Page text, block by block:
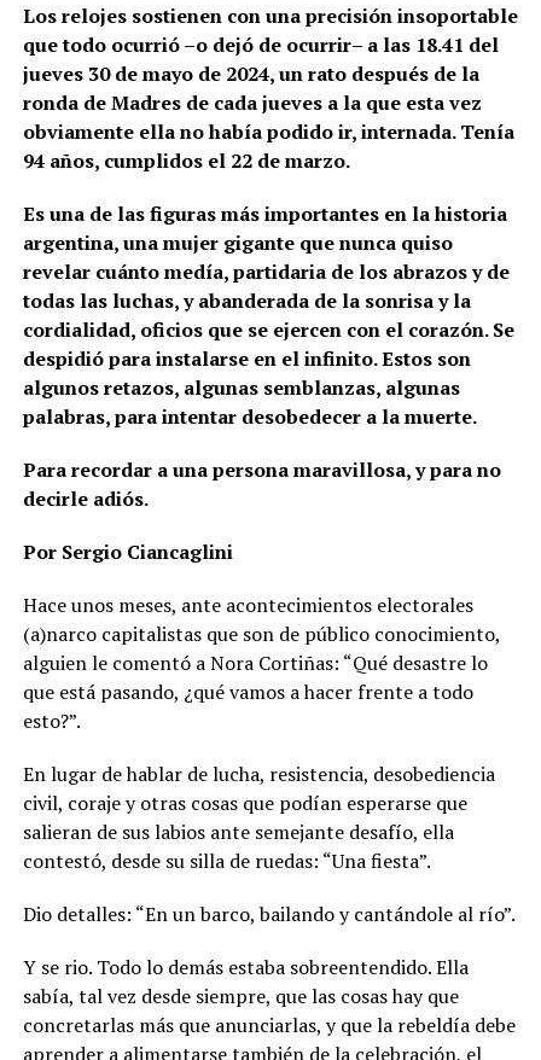
Los relojes sostienen con una precisión insoportable
que todo ocurrió –o dejó de ocurrir– a las 18.41 del
jueves 30 de mayo de 2024, un rato después de la
ronda de Madres de cada jueves a la que esta vez
obviamente ella no había podido ir, internada. Tenía
94 años, cumplidos el 22 de marzo.
Es una de las figuras más importantes en la historia
argentina, una mujer gigante que nunca quiso
revelar cuánto medía, partidaria de los abrazos y de
todas las luchas, y abanderada de la sonrisa y la
cordialidad, oficios que se ejercen con el corazón. Se
despidió para instalarse en el infinito. Estos son
algunos retazos, algunas semblanzas, algunas
palabras, para intentar desobedecer a la muerte.
Para recordar a una persona maravillosa, y para no
decirle adiós.
Por Sergio Ciancaglini
Hace unos meses, ante acontecimientos electorales
(a)narco capitalistas que son de público conocimiento,
alguien le comentó a Nora Cortiñas: “Qué desastre lo
que está pasando, ¿qué vamos a hacer frente a todo
esto?”.
En lugar de hablar de lucha, resistencia, desobediencia
civil, coraje y otras cosas que podían esperarse que
salieran de sus labios ante semejante desafío, ella
contestó, desde su silla de ruedas: “Una fiesta”.
Dio detalles: “En un barco, bailando y cantándole al río”.
Y se rio. Todo lo demás estaba sobreentendido. Ella
sabía, tal vez desde siempre, que las cosas hay que
concretarlas más que anunciarlas, y que la rebeldía debe
aprender a alimentarse también de la celebración, el